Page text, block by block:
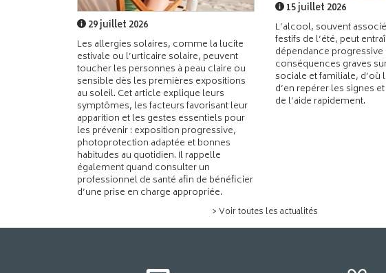
29 juillet 2026
Les allergies solaires, comme la lucite
estivale ou l’urticaire solaire, peuvent
toucher les personnes à peau claire ou
sensible dès les premières expositions
au soleil. Cet article explique leurs
symptômes, les facteurs favorisant leur
apparition et les gestes essentiels pour
les prévenir : exposition progressive,
photoprotection adaptée et bonnes
habitudes au quotidien. Il rappelle
également quand consulter un
professionnel de santé afin de bénéficier
d’une prise en charge appropriée.
15 juillet 2026
L’alcool, souvent
festifs de l’été, peut
dépendance progressive
conséquences graves
sociale et familiale, d’où
d’en repérer les signes
de l’aide rapidement.
> Voir toutes les actualités